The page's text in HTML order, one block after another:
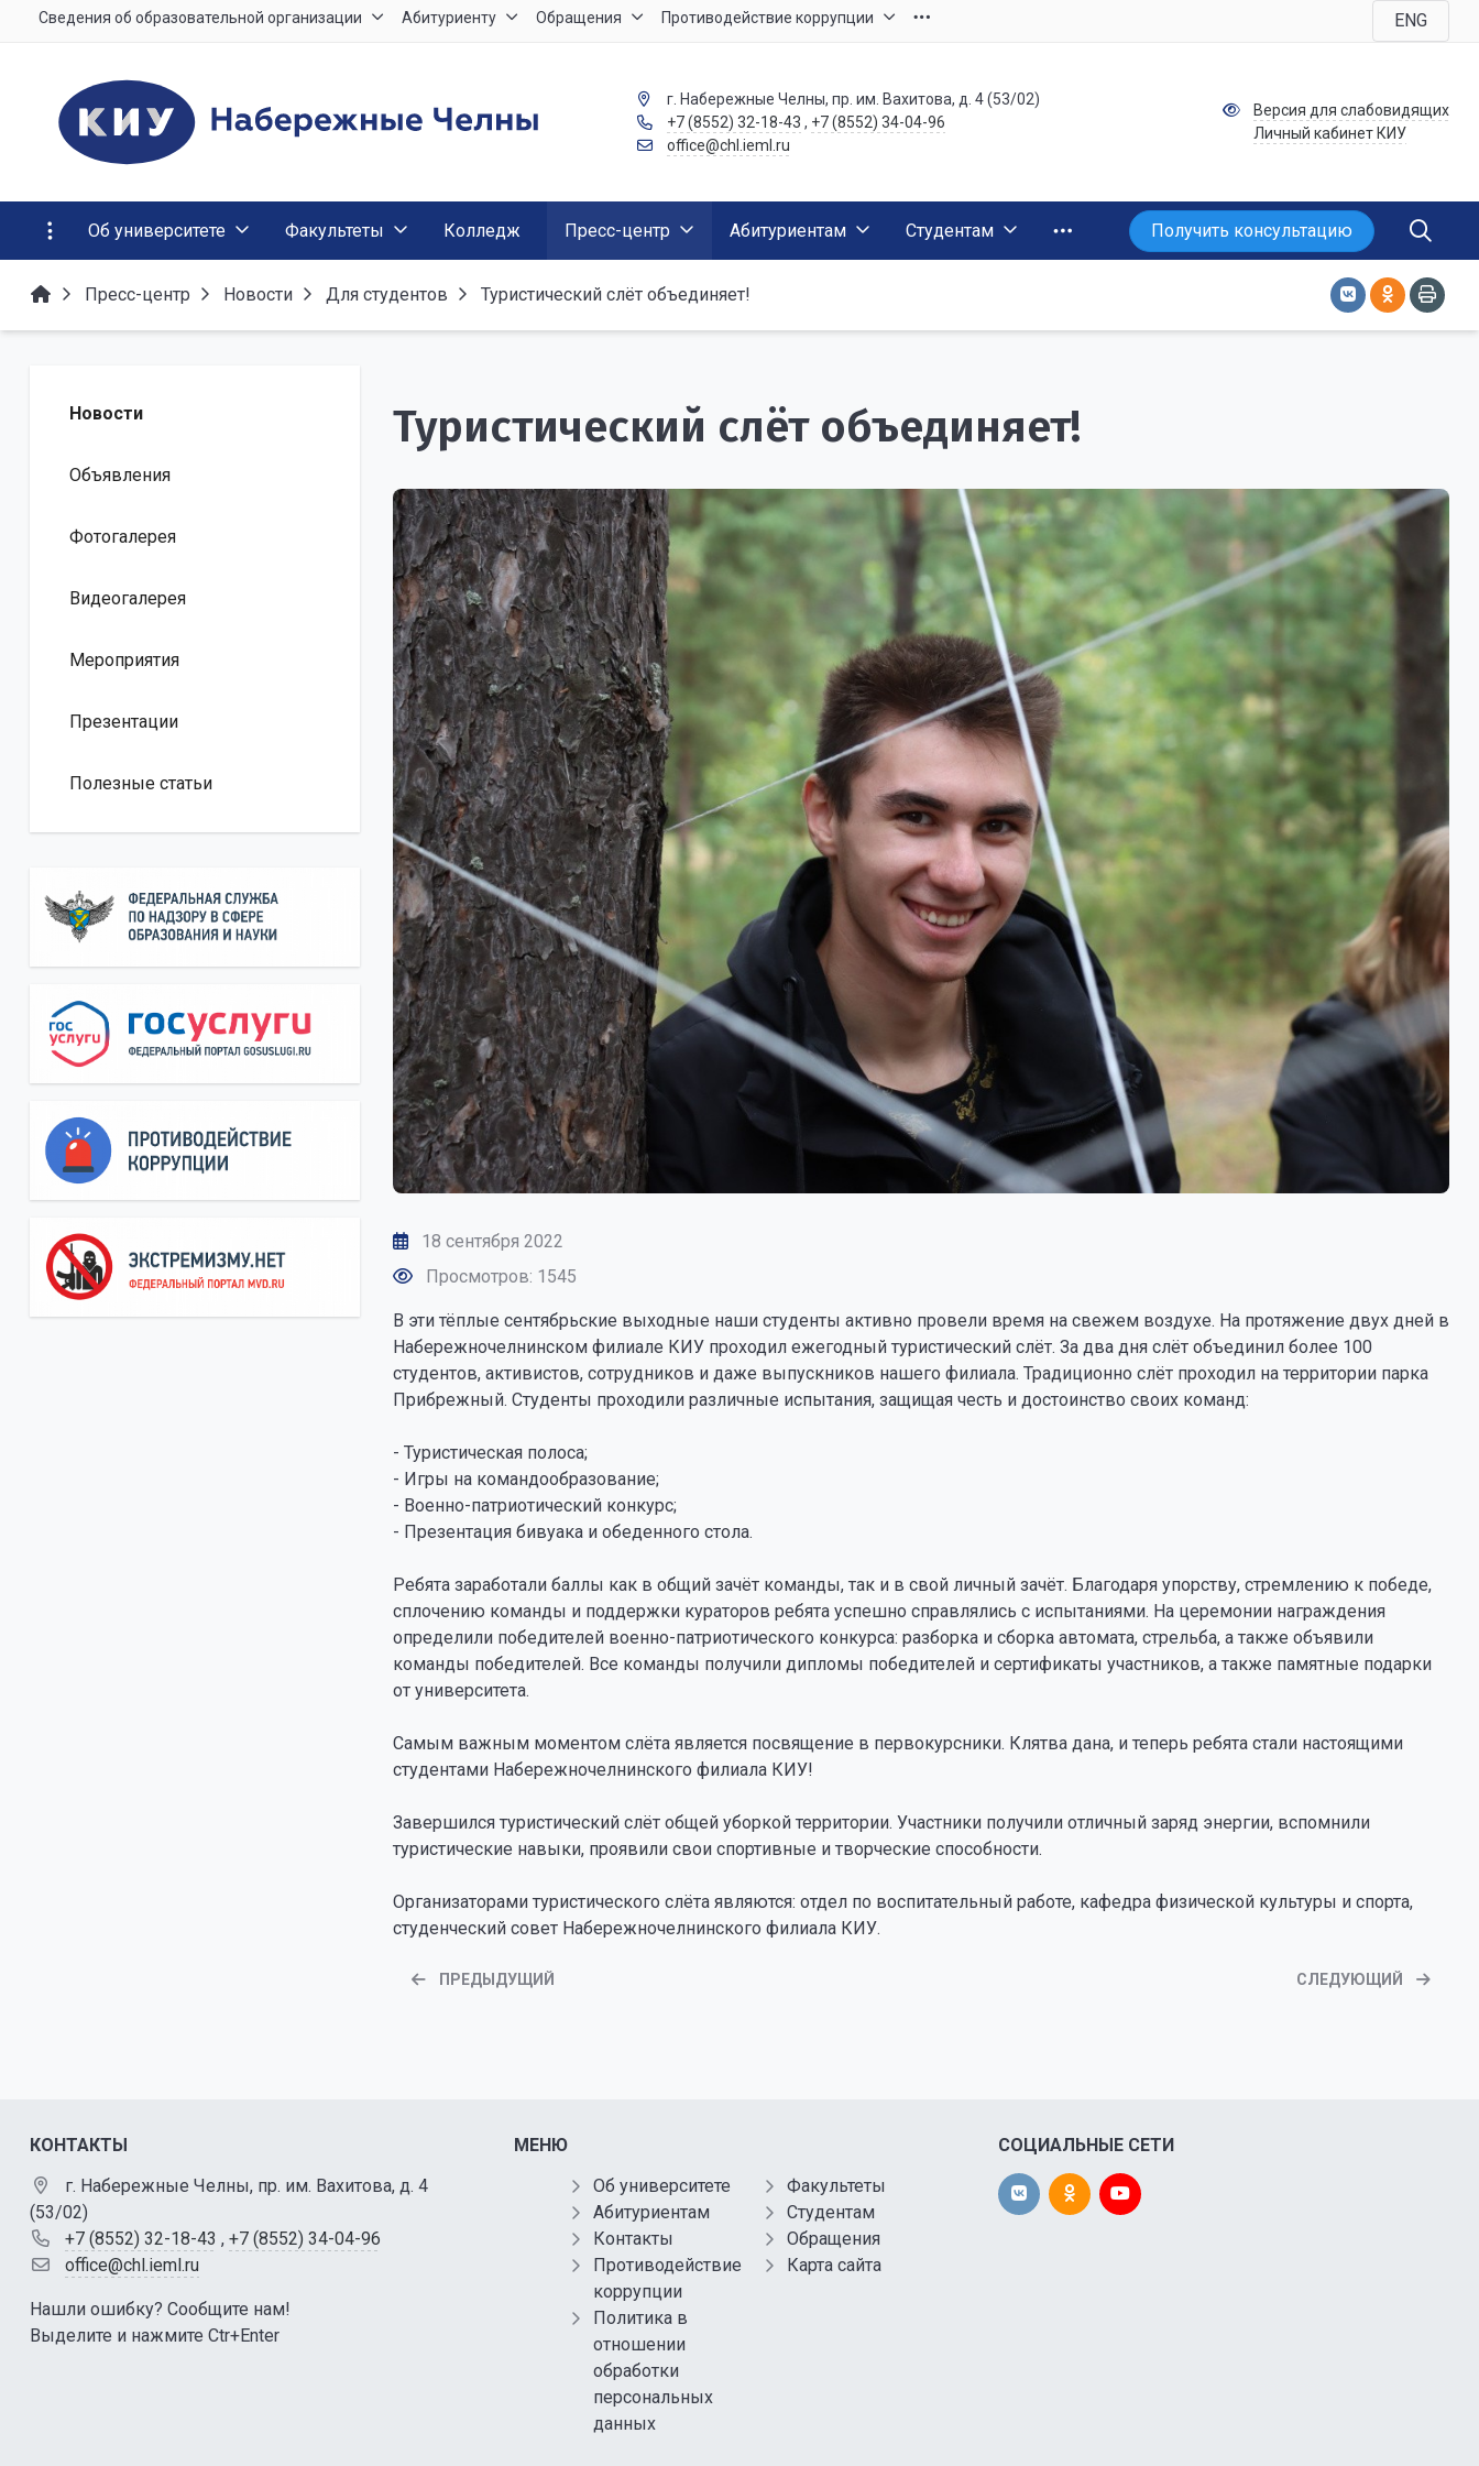
Сведения об образовательной организации Абитуриенту Обращения Противодействие коррупции ENG
г. Набережные Челны, пр. им. Вахитова, д. 4 (53/02)
+7 (8552) 32-18-43 , +7 (8552) 34-04-96
office@chl.ieml.ru
Версия для слабовидящих
Личный кабинет КИУ
Об университете Факультеты Колледж Пресс-центр Абитуриентам Студентам Получить консультацию
Пресс-центр Новости Для студентов Туристический слёт объединяет!
Новости
Объявления
Фотогалерея
Видеогалерея
Мероприятия
Презентации
Полезные статьи
Туристический слёт объединяет!
18 сентября 2022
Просмотров: 1545
В эти тёплые сентябрьские выходные наши студенты активно провели время на свежем воздухе. На протяжение двух дней в
Набережночелнинском филиале КИУ проходил ежегодный туристический слёт. За два дня слёт объединил более 100
студентов, активистов, сотрудников и даже выпускников нашего филиала. Традиционно слёт проходил на территории парка
Прибрежный. Студенты проходили различные испытания, защищая честь и достоинство своих команд:
- Туристическая полоса;
- Игры на командообразование;
- Военно-патриотический конкурс;
- Презентация бивуака и обеденного стола.
Ребята заработали баллы как в общий зачёт команды, так и в свой личный зачёт. Благодаря упорству, стремлению к победе,
сплочению команды и поддержки кураторов ребята успешно справлялись с испытаниями. На церемонии награждения
определили победителей военно-патриотического конкурса: разборка и сборка автомата, стрельба, а также объявили
команды победителей. Все команды получили дипломы победителей и сертификаты участников, а также памятные подарки
от университета.
Самым важным моментом слёта является посвящение в первокурсники. Клятва дана, и теперь ребята стали настоящими
студентами Набережночелнинского филиала КИУ!
Завершился туристический слёт общей уборкой территории. Участники получили отличный заряд энергии, вспомнили
туристические навыки, проявили свои спортивные и творческие способности.
Организаторами туристического слёта являются: отдел по воспитательный работе, кафедра физической культуры и спорта,
студенческий совет Набережночелнинского филиала КИУ.
ПРЕДЫДУЩИЙ СЛЕДУЮЩИЙ
КОНТАКТЫ
г. Набережные Челны, пр. им. Вахитова, д. 4
(53/02)
+7 (8552) 32-18-43 , +7 (8552) 34-04-96
office@chl.ieml.ru
Нашли ошибку? Сообщите нам!
Выделите и нажмите Ctr+Enter
МЕНЮ
Об университете
Факультеты
Абитуриентам
Студентам
Контакты
Обращения
Противодействие
коррупции
Карта сайта
Политика в
отношении
обработки
персональных
данных
СОЦИАЛЬНЫЕ СЕТИ